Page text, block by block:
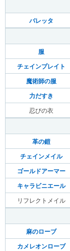
バレッタ
服
チェインプレイト
魔術師の服
力だすき
忍びの衣
革の鎧
チェインメイル
ゴールドアーマー
キャラビニエール
リフレクトメイル
麻のローブ
カメレオンローブ